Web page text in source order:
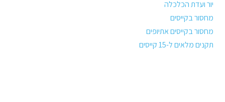
יור ועדת הכלכלה
מחסור בקייסים
מחסור בקייסים אתיופים
תקנים מלאים ל-15 קייסים